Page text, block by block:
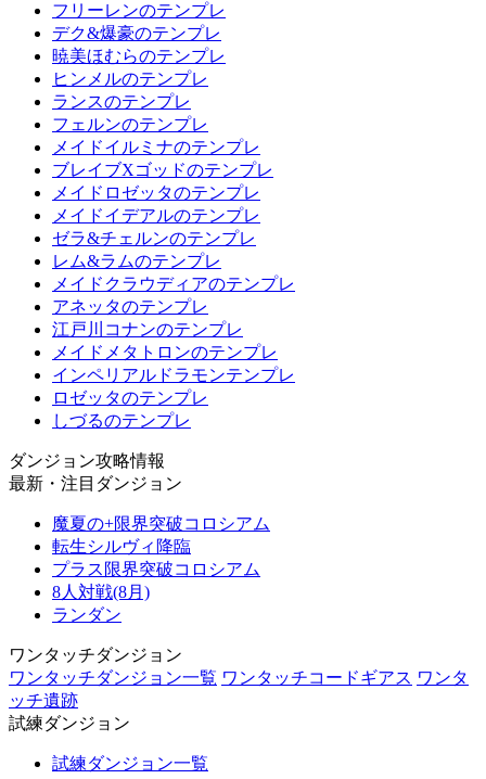
フリーレンのテンプレ
デク&爆豪のテンプレ
暁美ほむらのテンプレ
ヒンメルのテンプレ
ランスのテンプレ
フェルンのテンプレ
メイドイルミナのテンプレ
ブレイブXゴッドのテンプレ
メイドロゼッタのテンプレ
メイドイデアルのテンプレ
ゼラ&チェルンのテンプレ
レム&ラムのテンプレ
メイドクラウディアのテンプレ
アネッタのテンプレ
江戸川コナンのテンプレ
メイドメタトロンのテンプレ
インペリアルドラモンテンプレ
ロゼッタのテンプレ
しづるのテンプレ
ダンジョン攻略情報
最新・注目ダンジョン
魔夏の+限界突破コロシアム
転生シルヴィ降臨
プラス限界突破コロシアム
8人対戦(8月)
ランダン
ワンタッチダンジョン
ワンタッチダンジョン一覧 ワンタッチコードギアス ワンタ
ッチ遺跡
試練ダンジョン
試練ダンジョン一覧